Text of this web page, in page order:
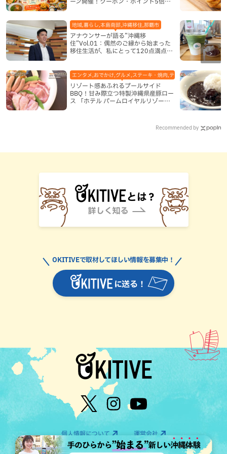
アナウンサーが語る”沖縄移
住”Vol.01：偶然のご縁から始まった
移住生活が、私にとって120点満点に
地域,暮らし,本島南部,沖縄移住,那覇市
リゾート感あふれるプールサイド
BBQ！甘み際立つ特製沖縄県産豚ロー
ス 「ホテル パームロイヤルリゾート
エンタメ,おでかけ,グルメ,ステーキ・焼肉,テレビ,ホテル,地域,本島
Recommended by
に送る！
OKITIVEで取材してほしい情報を募集中！
個人情報について 運営会社